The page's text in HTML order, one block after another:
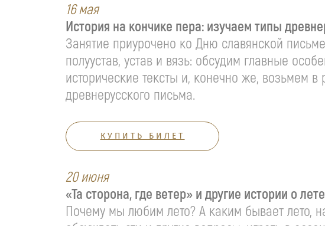
16 мая
История на кончике пера: изучаем типы
Занятие приурочено ко Дню славянской
полуустав, устав и вязь: обсудим главные
исторические тексты и, конечно же, возьмем
древнерусского письма.
КУПИТЬ БИЛЕТ
20 июня
«Та сторона, где ветер» и другие истории о
Почему мы любим лето? А каким бывает лето,